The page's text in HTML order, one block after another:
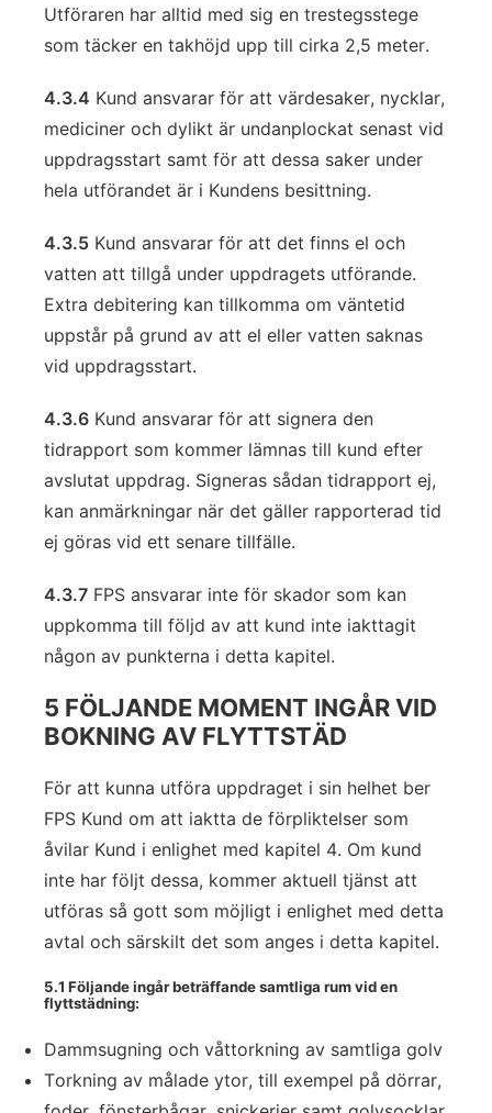
Utföraren har alltid med sig en trestegsstege
som täcker en takhöjd upp till cirka 2,5 meter.
4.3.4 Kund ansvarar för att värdesaker, nycklar,
mediciner och dylikt är undanplockat senast vid
uppdragsstart samt för att dessa saker under
hela utförandet är i Kundens besittning.
4.3.5 Kund ansvarar för att det finns el och
vatten att tillgå under uppdragets utförande.
Extra debitering kan tillkomma om väntetid
uppstår på grund av att el eller vatten saknas
vid uppdragsstart.
4.3.6 Kund ansvarar för att signera den
tidrapport som kommer lämnas till kund efter
avslutat uppdrag. Signeras sådan tidrapport ej,
kan anmärkningar när det gäller rapporterad tid
ej göras vid ett senare tillfälle.
4.3.7 FPS ansvarar inte för skador som kan
uppkomma till följd av att kund inte iakttagit
någon av punkterna i detta kapitel.
5 FÖLJANDE MOMENT INGÅR VID
BOKNING AV FLYTTSTÄD
För att kunna utföra uppdraget i sin helhet ber
FPS Kund om att iaktta de förpliktelser som
åvilar Kund i enlighet med kapitel 4. Om kund
inte har följt dessa, kommer aktuell tjänst att
utföras så gott som möjligt i enlighet med detta
avtal och särskilt det som anges i detta kapitel.
5.1 Följande ingår beträffande samtliga rum vid en
flyttstädning:
Dammsugning och våttorkning av samtliga golv
Torkning av målade ytor, till exempel på dörrar,